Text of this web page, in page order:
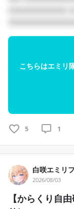
配信 : #白ユリ
総合 : # 白咲エ
ごはんタグ : #
︎︎⟡休日の過ごし
旅行、ゲーム、
︎︎⟡好きなもの
ゲーム、写真、
こちらはエミリ
5 1
白咲エミリ
2026/08/03
【からくり自